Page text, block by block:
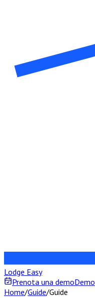
Lodge Easy
Prenota una demoDemo
Home/Guide/Guide